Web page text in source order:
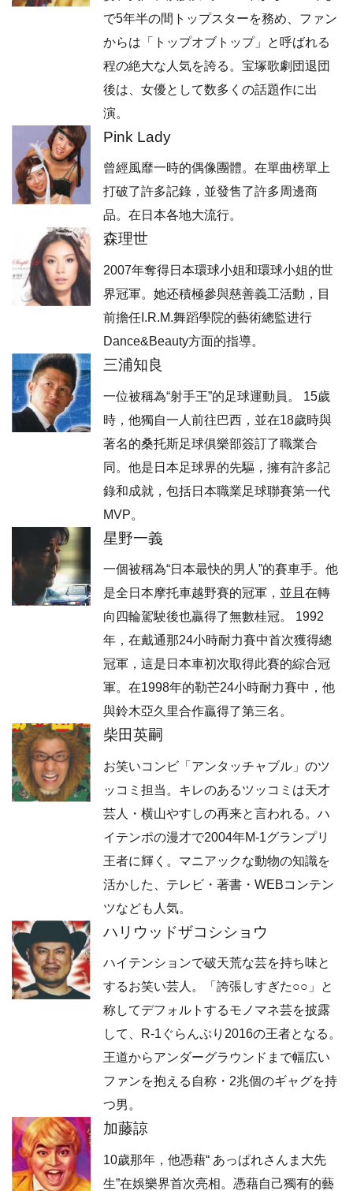
で5年半の間トップスターを務め、ファン
からは「トップオブトップ」と呼ばれる
程の絶大な人気を誇る。宝塚歌劇団退団
後は、女優として数多くの話題作に出
演。
Pink Lady
曾經風靡一時的偶像團體。在單曲榜單上
打破了許多記錄，並發售了許多周邊商
品。在日本各地大流行。
森理世
2007年奪得日本環球小姐和環球小姐的世
界冠軍。她还積極參與慈善義工活動，目
前擔任I.R.M.舞蹈學院的藝術總監进行
Dance&Beauty方面的指導。
三浦知良
一位被稱為“射手王”的足球運動員。 15歲
時，他獨自一人前往巴西，並在18歲時與
著名的桑托斯足球俱樂部簽訂了職業合
同。他是日本足球界的先驅，擁有許多記
錄和成就，包括日本職業足球聯賽第一代
MVP。
星野一義
一個被稱為“日本最快的男人”的賽車手。他
是全日本摩托車越野賽的冠軍，並且在轉
向四輪駕駛後也贏得了無數桂冠。 1992
年，在戴通那24小時耐力賽中首次獲得總
冠軍，這是日本車初次取得此賽的綜合冠
軍。在1998年的勒芒24小時耐力賽中，他
與鈴木亞久里合作贏得了第三名。
柴田英嗣
お笑いコンビ「アンタッチャブル」のツ
ッコミ担当。キレのあるツッコミは天才
芸人・横山やすしの再来と言われる。ハ
イテンポの漫才で2004年M-1グランプリ
王者に輝く。マニアックな動物の知識を
活かした、テレビ・著書・WEBコンテン
ツなども人気。
ハリウッドザコシショウ
ハイテンションで破天荒な芸を持ち味と
するお笑い芸人。「誇張しすぎた○○」と
称してデフォルトするモノマネ芸を披露
して、R-1ぐらんぷり2016の王者となる。
王道からアンダーグラウンドまで幅広い
ファンを抱える自称・2兆個のギャグを持
つ男。
加藤諒
10歲那年，他憑藉“ あっぱれさんま大先
生”在娛樂界首次亮相。憑藉自己獨有的藝